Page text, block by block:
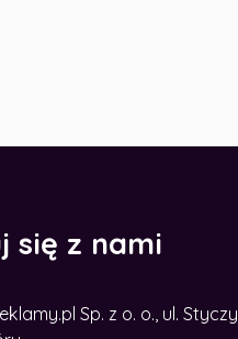
się z nami
Sp. z o. o., ul.